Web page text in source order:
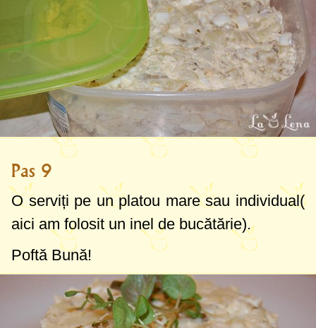
Pas 9
O serviți pe un platou mare sau individual(
aici am folosit un inel de bucătărie).
Poftă Bună!